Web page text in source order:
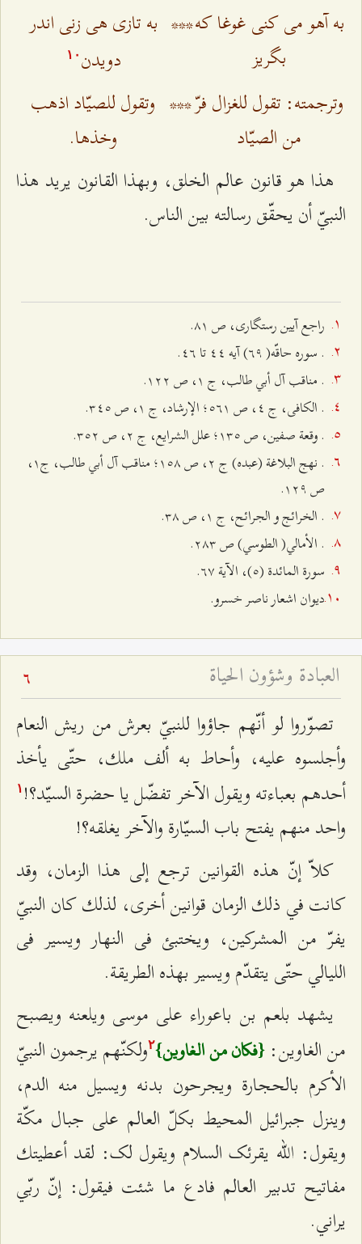
به آهو می کنی غوغا که
بگریز
*** به تازی هی زنی اندر
دویدن ۱۰
وترجمته: تقول للغزال فرّ
من الصيّاد
*** وتقول للصيّاد اذهب
وخذها.
هذا هو قانون عالم الخلق، وبهذا القانون يريد هذا
النبيّ أن يحقّق رسالته بين الناس.
راجع آيين رستگاری، ص ۸۱.
. سوره حاقّه( ٦٩) آيه ٤٤ تا ٤٦.
. مناقب آل أبي ‌طالب، ج ۱، ص ۱٢٢.
. الكافى، ج ٤، ص ٥٦۱؛ الإرشاد، ج ۱، ص ٣٤٥.
. وقعة صفين، ص ۱٣٥؛ علل الشرايع، ج ٢، ص ٣٥٢.
. نهج البلاغة (عبده) ج ٢، ص ۱٥۸؛ مناقب آل أبي ‌طالب، ج۱،
ص ۱٢٩.
. الخرائج و الجرائح، ج ۱، ص ٣۸.
. الأمالي( الطوسي) ص ٢۸٣.
سورة المائدة (٥)، الآية ٦۷.
ديوان اشعار ناصر خسرو.
العبادة وشؤون الحياة 6
تصوّروا لو أنّهم جاؤوا للنبيّ بعرش من ريش النعام
وأجلسوه عليه، وأحاط به ألف ملك، حتّى يأخذ
أحدهم بعباءته ويقول الآخر تفضّل يا حضرة السيّد؟! ۱
واحد منهم يفتح باب السيّارة والآخر يغلقه؟!
كلاّ إنّ هذه القوانين ترجع إلى هذا الزمان، وقد
كانت في ذلك الزمان قوانين أخرى، لذلك كان النبيّ
يفرّ من المشركين، ويختبئ فی النهار ویسیر فی
اللیالي حتّى يتقدّم ويسير بهذه الطريقة.
يشهد بلعم بن باعوراء على موسى ويلعنه ويصبح
من الغاوين:{فكان من الغاوين}٢ولكنّهم يرجمون النبيّ
الأكرم بالحجارة ويجرحون بدنه ويسيل منه الدم،
وينزل جبرائیل المحيط بكلّ العالم على جبال مكّة
ويقول: الله يقرئک السلام ویقول لک: لقد أعطيتك
مفاتيح تدبير العالم فادع ما شئت فیقول: إنّ ربّي
يراني.